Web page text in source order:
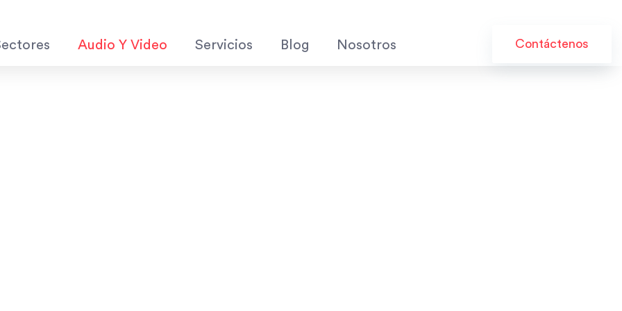
Audio Y Video Servicios Blog Nosotros Contáctenos